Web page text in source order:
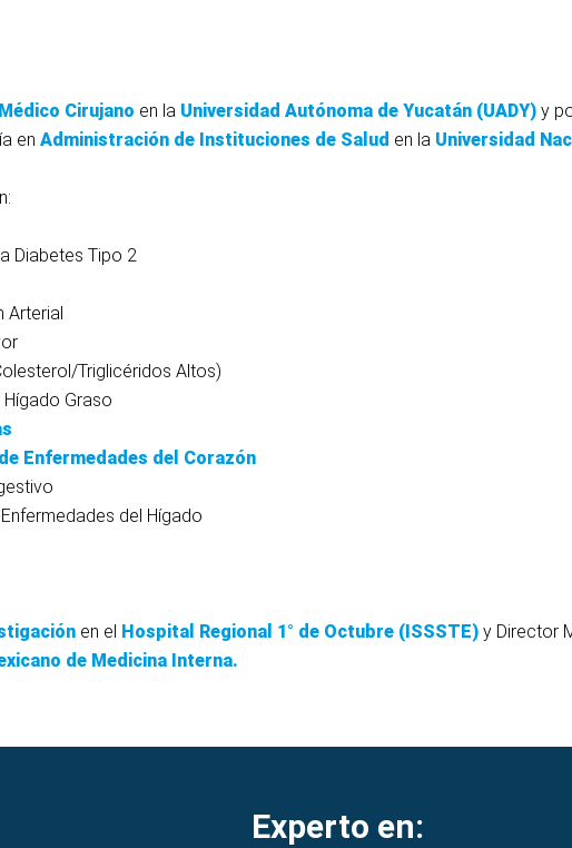
Médico Cirujano en la Universidad Autónoma de Yucatán (UADY) y
en Administración de Instituciones de Salud en la Universidad
Diabetes Tipo 2
Arterial
Triglicéridos Altos)
Graso
Enfermedades del Corazón
del Hígado
en el Hospital Regional 1° de Octubre (ISSSTE) y Director
de Medicina Interna.
Experto en: